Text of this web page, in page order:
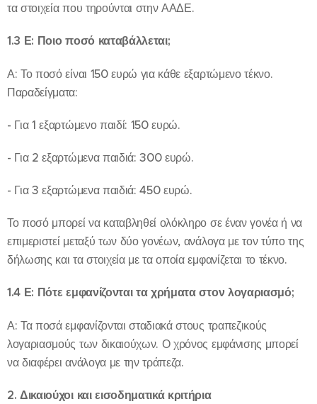
τα στοιχεία που τηρούνται στην ΑΑΔΕ.
1.3 Ε: Ποιο ποσό καταβάλλεται;
Α: Το ποσό είναι 150 ευρώ για κάθε εξαρτώμενο τέκνο.
Παραδείγματα:
- Για 1 εξαρτώμενο παιδί: 150 ευρώ.
- Για 2 εξαρτώμενα παιδιά: 300 ευρώ.
- Για 3 εξαρτώμενα παιδιά: 450 ευρώ.
Το ποσό μπορεί να καταβληθεί ολόκληρο σε έναν γονέα ή να
επιμεριστεί μεταξύ των δύο γονέων, ανάλογα με τον τύπο της
δήλωσης και τα στοιχεία με τα οποία εμφανίζεται το τέκνο.
1.4 Ε: Πότε εμφανίζονται τα χρήματα στον λογαριασμό;
Α: Τα ποσά εμφανίζονται σταδιακά στους τραπεζικούς
λογαριασμούς των δικαιούχων. Ο χρόνος εμφάνισης μπορεί
να διαφέρει ανάλογα με την τράπεζα.
2. Δικαιούχοι και εισοδηματικά κριτήρια